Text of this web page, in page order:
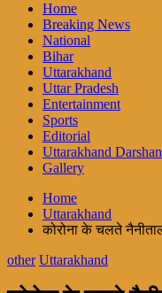
Home
Breaking News
National
Bihar
Uttarakhand
Uttar Pradesh
Entertainment
Sports
Editorial
Uttarakhand Darshan
Gallery
Home
Uttarakhand
कोरोना के चलते
other Uttarakhand